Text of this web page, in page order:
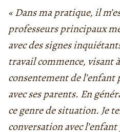
« Dans ma pratique, il
professeurs principaux
avec des signes
travail commence, visant
consentement de
avec ses parents. En
ce genre de situation. Je
conversation avec